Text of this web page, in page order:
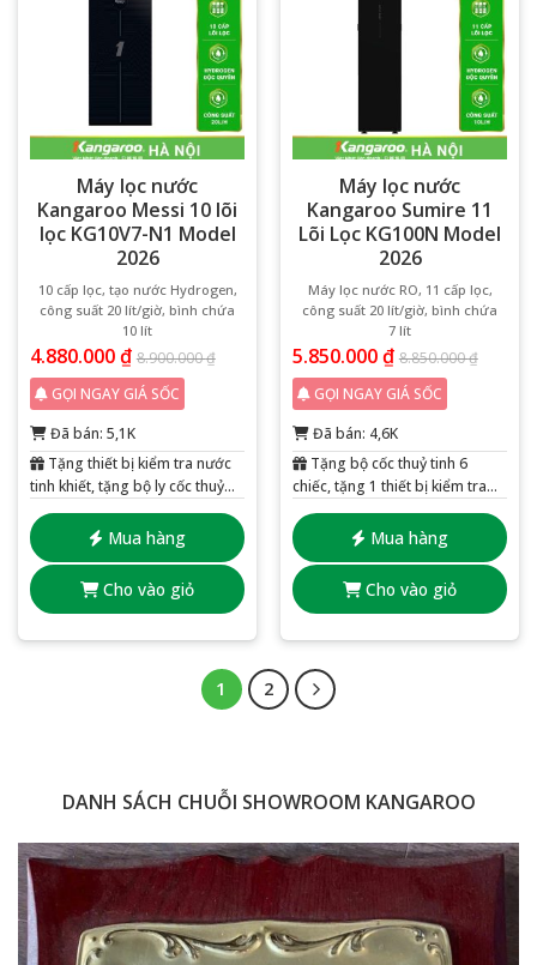
Máy lọc nước
Kangaroo Messi 10 lõi
lọc KG10V7-N1 Model
2026
10 cấp lọc, tạo nước Hydrogen,
công suất 20 lít/giờ, bình chứa
10 lít
4.880.000₫ 8.900.000₫
Mua hàng
Cho vào giỏ
GỌI NGAY GIÁ SỐC
Đã bán: 5,1K
Tặng thiết bị kiểm tra nước
tinh khiết, tặng bộ ly cốc thuỷ
tinh 6 chiếc
Máy lọc nước
Kangaroo Sumire 11
Lõi Lọc KG100N Model
2026
Máy lọc nước RO, 11 cấp lọc,
công suất 20 lít/giờ, bình chứa
7 lít
5.850.000₫ 8.850.000₫
Mua hàng
Cho vào giỏ
GỌI NGAY GIÁ SỐC
Đã bán: 4,6K
Tặng bộ cốc thuỷ tinh 6
chiếc, tặng 1 thiết bị kiểm tra
nước tinh khiết
1 2
DANH SÁCH CHUỖI SHOWROOM KANGAROO